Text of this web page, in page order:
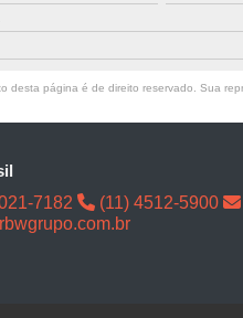
desta página é de direito reservado. Sua
7182
(11) 4512-5900